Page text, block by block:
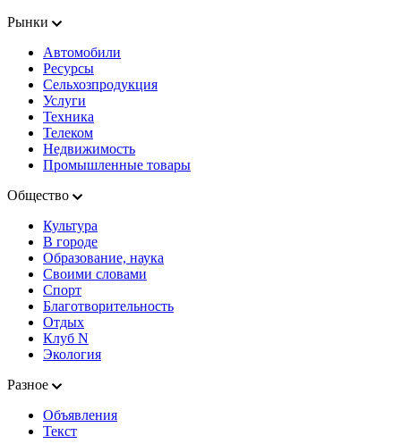
Рынки
Автомобили
Ресурсы
Сельхозпродукция
Услуги
Техника
Телеком
Недвижимость
Промышленные товары
Общество
Культура
В городе
Образование, наука
Своими словами
Спорт
Благотворительность
Отдых
Клуб N
Экология
Разное
Объявления
Текст